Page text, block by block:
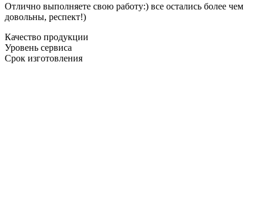
Отлично выполняете свою работу:) все остались более чем
довольны, респект!)
Качество продукции
Уровень сервиса
Срок изготовления